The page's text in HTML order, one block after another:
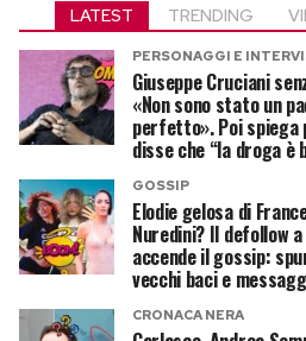
LATEST TRENDING
PERSONAGGI E
Giuseppe Cruciani
«Non sono stato un
perfetto». Poi spiega
disse che “la droga è
GOSSIP
Elodie gelosa di
Nuredini? Il defollow
accende il gossip:
vecchi baci e
CRONACA NERA